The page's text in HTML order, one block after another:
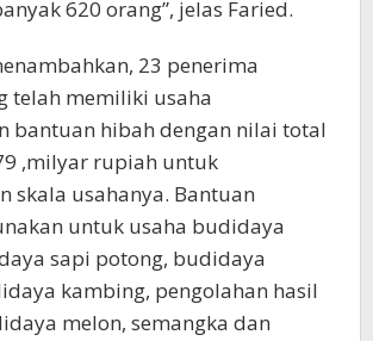
620 orang”, jelas Faried.
23 penerima
telah memiliki usaha
bantuan hibah dengan nilai total
,milyar rupiah untuk
skala usahanya. Bantuan
untuk usaha budidaya
sapi potong, budidaya
kambing, pengolahan hasil
melon, semangka dan